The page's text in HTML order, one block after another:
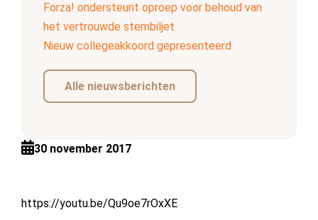
Forza! ondersteunt oproep voor behoud van
het vertrouwde stembiljet
Nieuw collegeakkoord gepresenteerd
Alle nieuwsberichten
30 november 2017
https://youtu.be/Qu9oe7rOxXE